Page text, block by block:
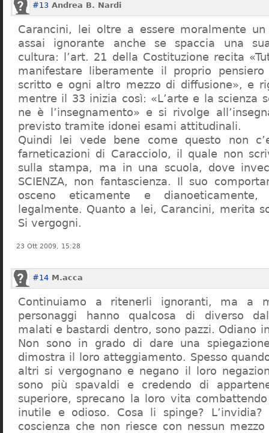
#13 Andrea B. Nardi
Carancini, lei oltre a essere moralmente
assai ignorante anche se spaccia una
cultura: l’art. 21 della Costituzione recita
manifestare liberamente il proprio
scritto e ogni altro mezzo di diffusione», e
mentre il 33 inizia così: «L’arte e la scienza
ne è l’insegnamento» e si rivolge
previsto tramite idonei esami attitudinali.
Quindi lei vede bene come questo non
farneticazioni di Caracciolo, il quale non
sulla stampa, ma in una scuola, dove
SCIENZA, non fantascienza. Il suo
osceno eticamente e dianoeticamente,
legalmente. Quanto a lei, Carancini, merita
Si vergogni.
23 Ott 2009, 15:28
#14 M.acca
Continuiamo a ritenerli ignoranti, ma a
personaggi hanno qualcosa di diverso
malati e bastardi dentro, sono pazzi. Odiano
Non sono in grado di dare una
dimostra il loro atteggiamento. Spesso
altri si vergognano e negano il loro
sono più spavaldi e credendo di
superiore, sprecano la loro vita
inutile e odioso. Cosa li spinge?
coscienza che non riesce con nessun